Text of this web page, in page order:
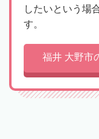
したいという場
す。
福井 大野市